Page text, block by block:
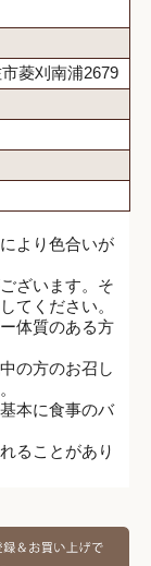
菱刈南浦2679
より色合いが
ざいます。そ
てください。
体質のある方
の方のお召し
本に食事のバ
ることがあり